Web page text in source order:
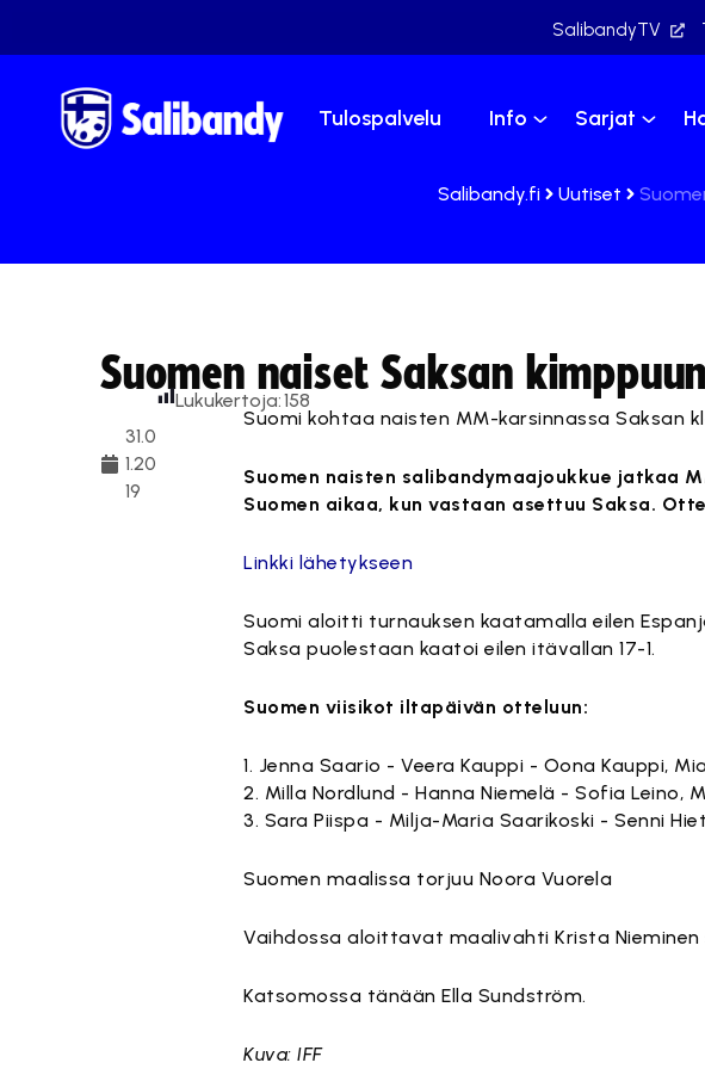
SalibandyTV
Tulospalvelu Info Sarjat
Salibandy.fi Uutiset
Suomen naiset Saksan
31.0
1.20
19
Lukukertoja:158
Suomi kohtaa naisten MM-karsinnassa Saksan
Suomen naisten salibandymaajoukkue jatkaa
Suomen aikaa, kun vastaan asettuu Saksa.
Linkki lähetykseen
Suomi aloitti turnauksen kaatamalla eilen
Saksa puolestaan kaatoi eilen itävallan 17-1.
Suomen viisikot iltapäivän otteluun:
1. Jenna Saario - Veera Kauppi - Oona Kauppi,
2. Milla Nordlund - Hanna Niemelä - Sofia Leino,
3. Sara Piispa - Milja-Maria Saarikoski - Senni
Suomen maalissa torjuu Noora Vuorela
Vaihdossa aloittavat maalivahti Krista
Katsomossa tänään Ella Sundström.
Kuva: IFF